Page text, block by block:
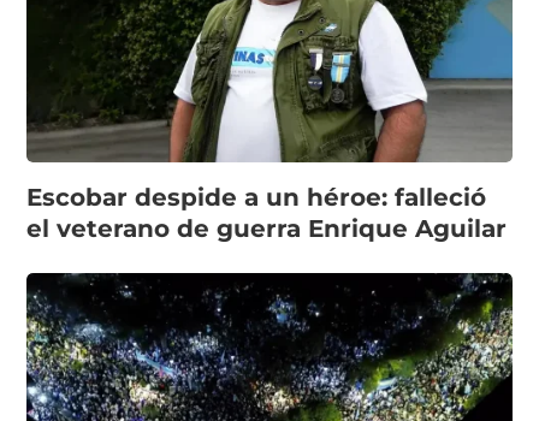
Escobar despide a un héroe: falleció
el veterano de guerra Enrique Aguilar